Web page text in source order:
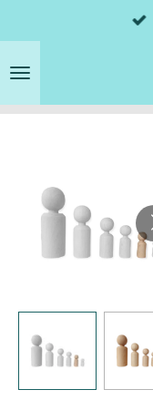
direct
naar